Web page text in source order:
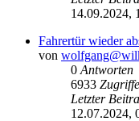
14.09.2024,
Fahrertür wieder
von
0 Antworten
6933 Zugriffe
Letzter
12.07.2024,